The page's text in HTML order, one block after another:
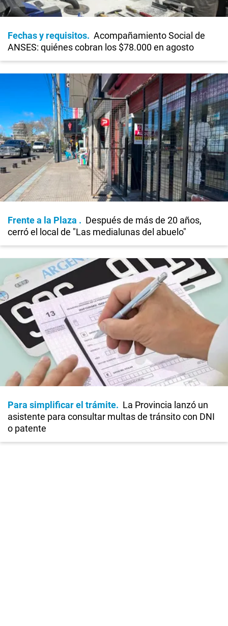
Fechas y requisitos
Acompañamiento Social de
ANSES: quiénes cobran los $78.000 en agosto
Frente a la Plaza
Después de más de 20 años,
cerró el local de "Las medialunas del abuelo"
Para simplificar el trámite
La Provincia lanzó un
asistente para consultar multas de tránsito con DNI
o patente